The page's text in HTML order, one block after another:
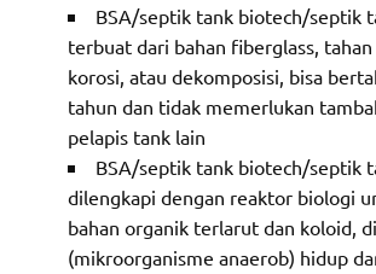
BSA/septik tank biotech/septik
terbuat dari bahan fiberglass,
korosi, atau dekomposisi, bisa
tahun dan tidak memerlukan
pelapis tank lain
BSA/septik tank biotech/septik
dilengkapi dengan reaktor biologi
bahan organik terlarut dan koloid,
(mikroorganisme anaerob) hidup